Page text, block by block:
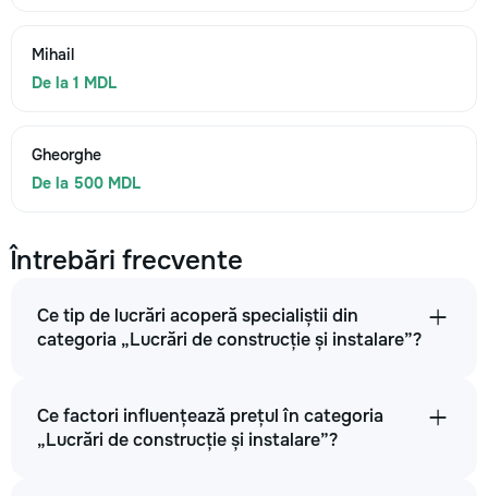
Mihail
De la 1 MDL
Gheorghe
De la 500 MDL
Întrebări frecvente
Ce tip de lucrări acoperă specialiștii din
categoria „Lucrări de construcție și instalare”?
Ce factori influențează prețul în categoria
„Lucrări de construcție și instalare”?